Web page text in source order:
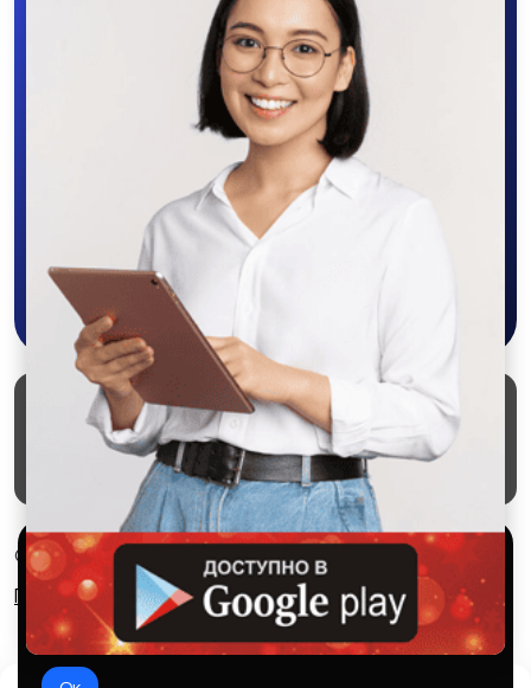
Скачайте приложение в Google Play –
крутите колесо фортуны, выигрывайте
бонусы, удобно ищите и размещайте
объявления - все это в нашем мобильном
приложении SALEX!
Скачать в Google Play
Маркеты Блог
О проекте
Служба поддержки
Удаление аккаунта
Партнерка
© 2026 SALEX МАРКЕТ
Правила сервиса
Конфиденциальность
Используем куки и рекомендательные
технологии
Это чтобы сайт работал лучше. Оставаясь с нами, вы
соглашаетесь на использование файлов куки.